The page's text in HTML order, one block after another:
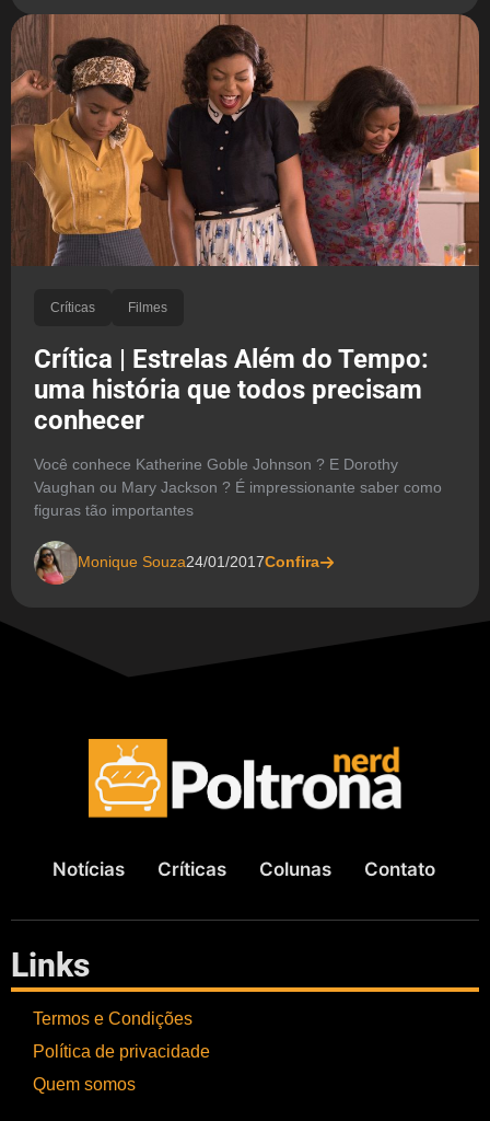
Críticas Filmes
Crítica | Estrelas Além do Tempo:
uma história que todos precisam
conhecer
Você conhece Katherine Goble Johnson ? E Dorothy
Vaughan ou Mary Jackson ? É impressionante saber como
figuras tão importantes
Monique Souza24/01/2017Confira
Notícias Críticas Colunas Contato
Links
Termos e Condições
Política de privacidade
Quem somos